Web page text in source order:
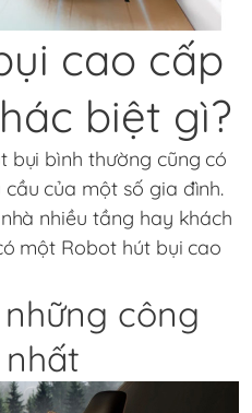
cao cấp
biệt gì?
bụi bình thường cũng có
của một số gia đình.
nhiều tầng hay khách
một Robot hút bụi cao
công